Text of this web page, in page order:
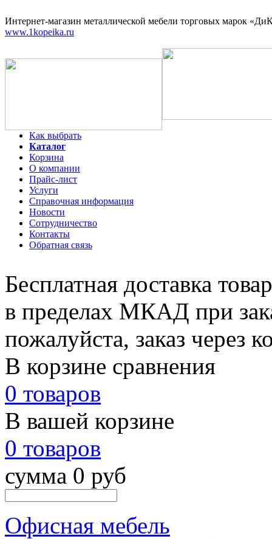
Интернет-магазин металлической мебели торговых марок
www.1kopeika.ru
Как выбрать
Каталог
Корзина
О компании
Прайс-лист
Услуги
Справочная информация
Новости
Сотрудничество
Контакты
Обратная связь
Бесплатная доставка
в пределах МКАД при
пожалуйста, заказ через
В корзине сравнения
0 товаров
В вашей корзине
0 товаров
сумма 0 руб
Офисная мебель